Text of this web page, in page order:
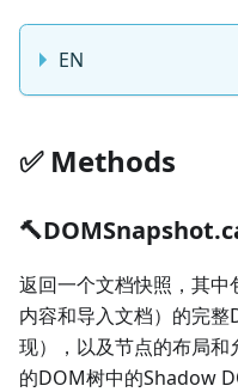
EN
✅️️ Methods
返回一个文档快照，其
内容和导入文档）的完
现），以及节点的布局
的DOM树中的Shadow